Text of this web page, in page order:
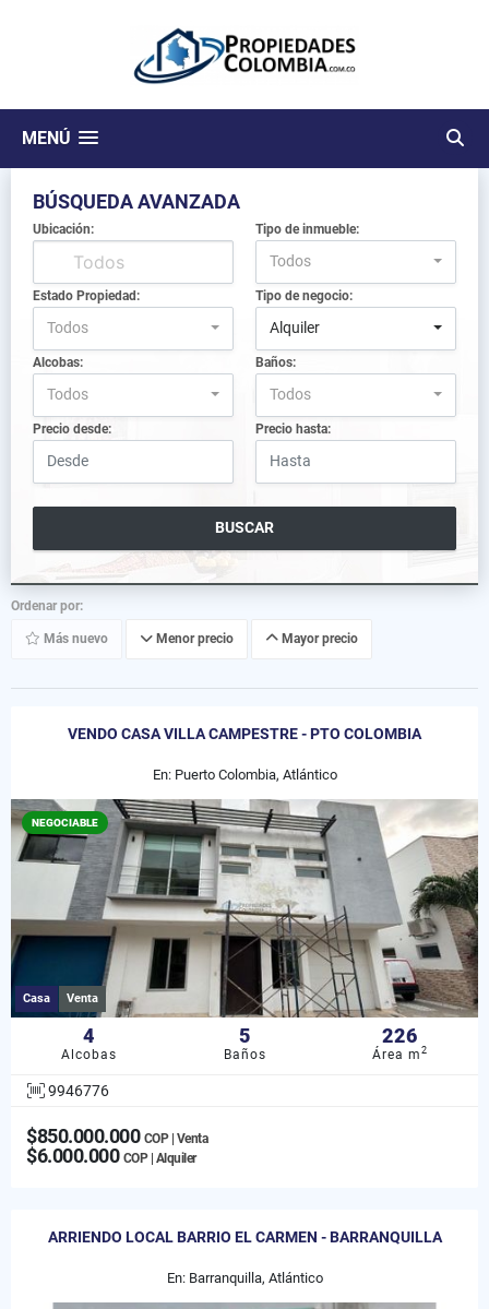
MENÚ
BÚSQUEDA AVANZADA
Ubicación: Tipo de inmueble:
Todos
Estado Propiedad:
Todos
Tipo de negocio:
Alquiler
Alcobas:
Todos
Baños:
Todos
Precio desde: Precio hasta:
BUSCAR
Ordenar por:
Más nuevo Menor precio Mayor precio
VENDO CASA VILLA CAMPESTRE - PTO COLOMBIA
En: Puerto Colombia, Atlántico
NEGOCIABLE
Casa Venta
4
Alcobas
5
Baños
226
Área m2
9946776
$850.000.000 COP | Venta
$6.000.000 COP | Alquiler
ARRIENDO LOCAL BARRIO EL CARMEN - BARRANQUILLA
En: Barranquilla, Atlántico